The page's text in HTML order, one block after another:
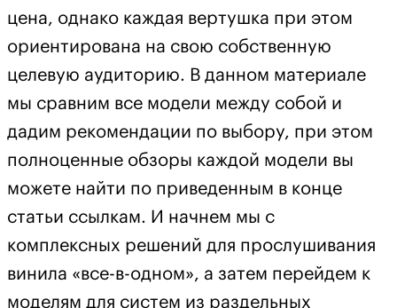
цена, однако каждая вертушка при этом
ориентирована на свою собственную
целевую аудиторию. В данном материале
мы сравним все модели между собой и
дадим рекомендации по выбору, при этом
полноценные обзоры каждой модели вы
можете найти по приведенным в конце
статьи ссылкам. И начнем мы с
комплексных решений для прослушивания
винила «все-в-одном», а затем перейдем к
моделям для систем из раздельных